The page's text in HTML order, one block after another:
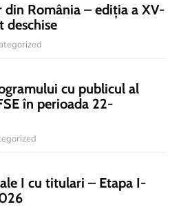
din România – ediția a XV-
deschise
cu publicul al
în perioada 22-
I cu titulari – Etapa I-